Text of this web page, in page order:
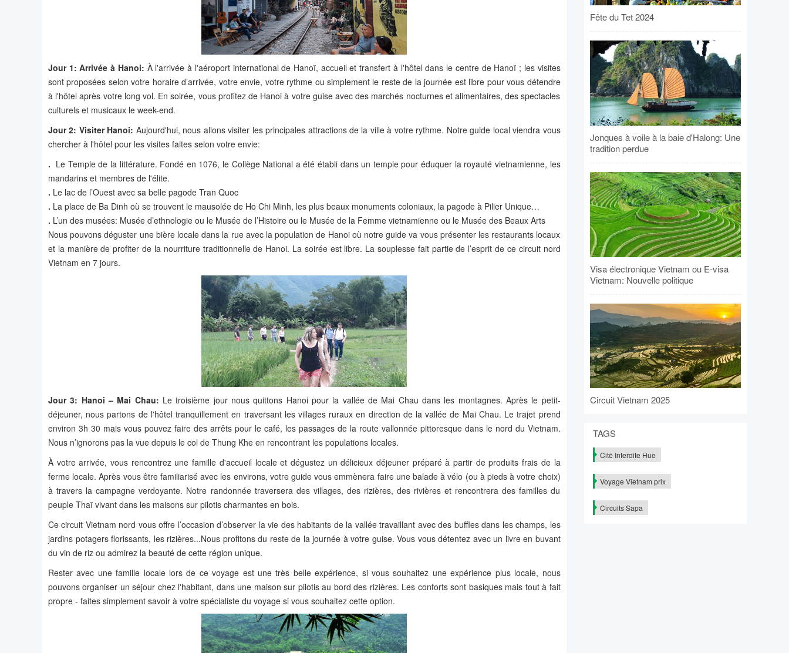
Jour 1: Arrivée à Hanoi: À l'arrivée à l'aéroport international de Hanoï, accueil et transfert à l'hôtel dans le centre de Hanoï ; les visites
sont proposées selon votre horaire d’arrivée, votre envie, votre rythme ou simplement le reste de la journée est libre pour vous détendre
à l'hôtel après votre long vol. En soirée, vous profitez de Hanoi à votre guise avec des marchés nocturnes et alimentaires, des spectacles
culturels et musicaux le week-end.
Jour 2: Visiter Hanoi: Aujourd'hui, nous allons visiter les principales attractions de la ville à votre rythme. Notre guide local viendra vous
chercher à l'hôtel pour les visites faites selon votre envie:
. Le Temple de la littérature. Fondé en 1076, le Collège National a été établi dans un temple pour éduquer la royauté vietnamienne, les
mandarins et membres de l'élite.
. Le lac de l’Ouest avec sa belle pagode Tran Quoc
. La place de Ba Dinh où se trouvent le mausolée de Ho Chi Minh, les plus beaux monuments coloniaux, la pagode à Pilier Unique…
. L’un des musées: Musée d’ethnologie ou le Musée de l’Histoire ou le Musée de la Femme vietnamienne ou le Musée des Beaux Arts
Nous pouvons déguster une bière locale dans la rue avec la population de Hanoi où notre guide va vous présenter les restaurants locaux
et la manière de profiter de la nourriture traditionnelle de Hanoi. La soirée est libre. La souplesse fait partie de l’esprit de ce circuit nord
Vietnam en 7 jours.
Jour 3: Hanoi – Mai Chau: Le troisième jour nous quittons Hanoi pour la vallée de Mai Chau dans les montagnes. Après le petit-
déjeuner, nous partons de l'hôtel tranquillement en traversant les villages ruraux en direction de la vallée de Mai Chau. Le trajet prend
environ 3h 30 mais vous pouvez faire des arrêts pour le café, les passages de la route vallonnée pittoresque dans le nord du Vietnam.
Nous n’ignorons pas la vue depuis le col de Thung Khe en rencontrant les populations locales.
À votre arrivée, vous rencontrez une famille d'accueil locale et dégustez un délicieux déjeuner préparé à partir de produits frais de la
ferme locale. Après vous être familiarisé avec les environs, votre guide vous emmènera faire une balade à vélo (ou à pieds à votre choix)
à travers la campagne verdoyante. Notre randonnée traversera des villages, des rizières, des rivières et rencontrera des familles du
peuple Thaï vivant dans les maisons sur pilotis charmantes en bois.
Ce circuit Vietnam nord vous offre l’occasion d’observer la vie des habitants de la vallée travaillant avec des buffles dans les champs, les
jardins potagers florissants, les rizières...Nous profitons du reste de la journée à votre guise. Vous vous détentez avec un livre en buvant
du vin de riz ou admirez la beauté de cette région unique.
Rester avec une famille locale lors de ce voyage est une très belle expérience, si vous souhaitez une expérience plus locale, nous
pouvons organiser un séjour chez l'habitant, dans une maison sur pilotis au bord des rizières. Les conforts sont basiques mais tout à fait
propre - faites simplement savoir à votre spécialiste du voyage si vous souhaitez cette option.
Fête du Tet 2024
Jonques à voile à la baie d'Halong: Une
tradition perdue
Visa électronique Vietnam ou E-visa
Vietnam: Nouvelle politique
Circuit Vietnam 2025
TAGS
Cité Interdite Hue
Voyage Vietnam prix
Circuits Sapa